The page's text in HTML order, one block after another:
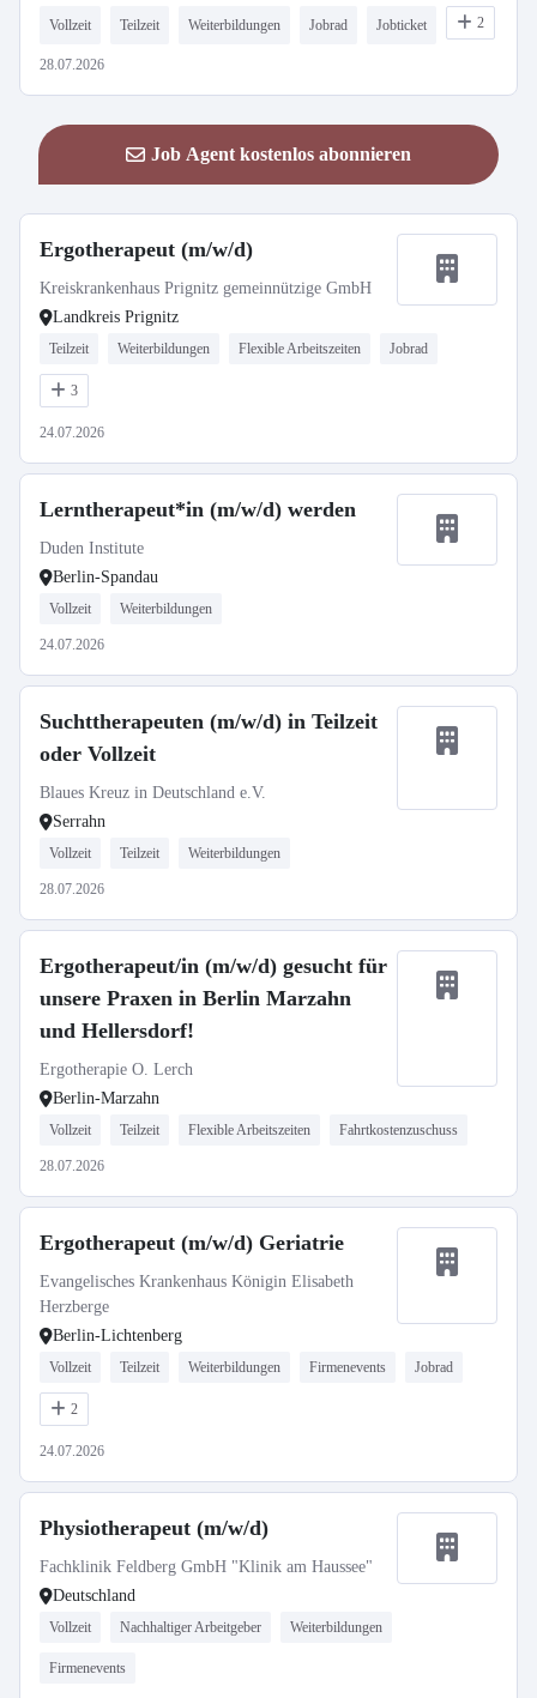
Vollzeit Teilzeit Weiterbildungen Jobrad Jobticket 2
28.07.2026
Job Agent kostenlos abonnieren
Ergotherapeut (m/w/d)
Kreiskrankenhaus Prignitz gemeinnützige GmbH
Landkreis Prignitz
Teilzeit Weiterbildungen Flexible Arbeitszeiten Jobrad
3
24.07.2026
Lerntherapeut*in (m/w/d) werden
Duden Institute
Berlin-Spandau
Vollzeit Weiterbildungen
24.07.2026
Suchttherapeuten (m/w/d) in Teilzeit
oder Vollzeit
Blaues Kreuz in Deutschland e.V.
Serrahn
Vollzeit Teilzeit Weiterbildungen
28.07.2026
Ergotherapeut/in (m/w/d) gesucht für
unsere Praxen in Berlin Marzahn
und Hellersdorf!
Ergotherapie O. Lerch
Berlin-Marzahn
Vollzeit Teilzeit Flexible Arbeitszeiten Fahrtkostenzuschuss
28.07.2026
Ergotherapeut (m/w/d) Geriatrie
Evangelisches Krankenhaus Königin Elisabeth
Herzberge
Berlin-Lichtenberg
Vollzeit Teilzeit Weiterbildungen Firmenevents Jobrad
2
24.07.2026
Physiotherapeut (m/w/d)
Fachklinik Feldberg GmbH "Klinik am Haussee"
Deutschland
Vollzeit Nachhaltiger Arbeitgeber Weiterbildungen
Firmenevents